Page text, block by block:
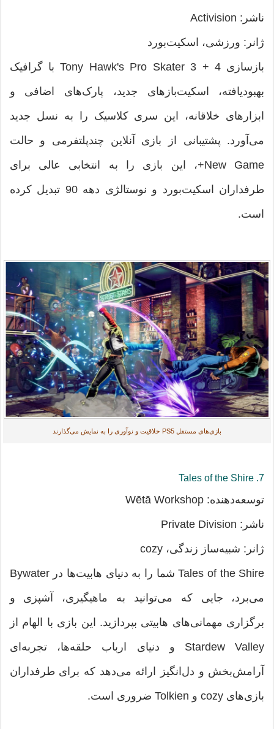
ناشر: Activision
ژانر: ورزشی، اسکیت‌بورد
بازسازی Tony Hawk's Pro Skater 3 + 4 با گرافیک
بهبودیافته، اسکیت‌بازهای جدید، پارک‌های اضافی و
ابزارهای خلاقانه، این سری کلاسیک را به نسل جدید
می‌آورد. پشتیبانی از بازی آنلاین چندپلتفرمی و حالت
New Game+، این بازی را به انتخابی عالی برای
طرفداران اسکیت‌بورد و نوستالژی دهه 90 تبدیل کرده
است.
بازی‌های مستقل PS5 خلاقیت و نوآوری را به نمایش می‌گذارند
7. Tales of the Shire
توسعه‌دهنده: Wētā Workshop
ناشر: Private Division
ژانر: شبیه‌ساز زندگی، cozy
Tales of the Shire شما را به دنیای هابیت‌ها در Bywater
می‌برد، جایی که می‌توانید به ماهیگیری، آشپزی و
برگزاری مهمانی‌های هابیتی بپردازید. این بازی با الهام از
Stardew Valley و دنیای ارباب حلقه‌ها، تجربه‌ای
آرامش‌بخش و دل‌انگیز ارائه می‌دهد که برای طرفداران
بازی‌های cozy و Tolkien ضروری است.